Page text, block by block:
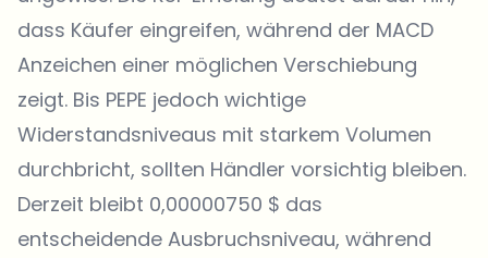
dass Käufer eingreifen, während der MACD
Anzeichen einer möglichen Verschiebung
zeigt. Bis PEPE jedoch wichtige
Widerstandsniveaus mit starkem Volumen
durchbricht, sollten Händler vorsichtig bleiben.
Derzeit bleibt 0,00000750 $ das
entscheidende Ausbruchsniveau, während